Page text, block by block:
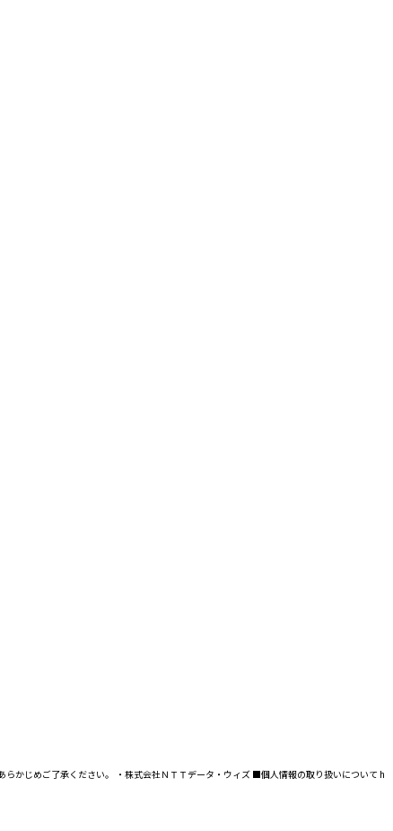
かじめご了承ください。 ・株式会社ＮＴＴデータ・ウィズ ■個人情報の取り扱いについて h